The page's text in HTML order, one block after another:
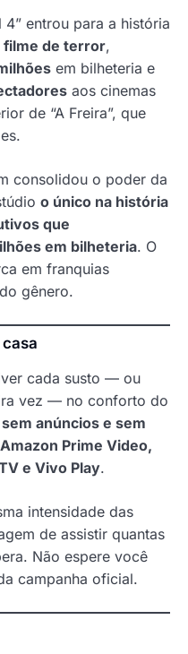
entrou para a história
filme de terror,
em bilheteria e
aos cinemas
de “A Freira”, que
consolidou o poder da
o único na história
que
em bilheteria. O
em franquias
gênero.
cada susto — ou
vez — no conforto do
sem anúncios e sem
Amazon Prime Video,
e Vivo Play.
intensidade das
de assistir quantas
Não espere você
campanha oficial.